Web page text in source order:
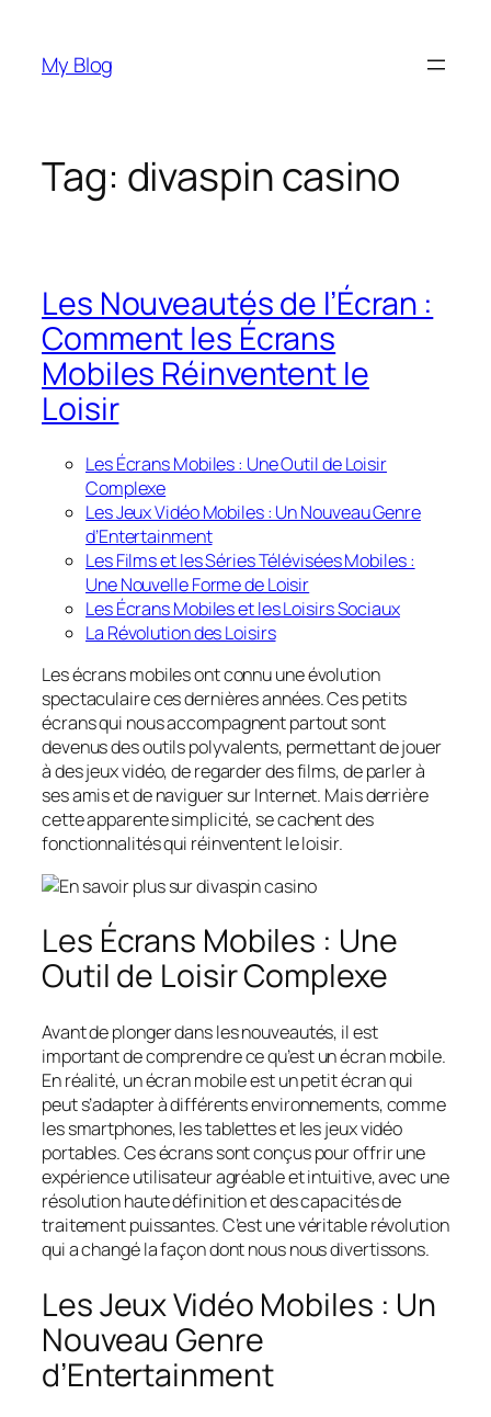
content
My Blog
Tag: divaspin casino
Les Nouveautés de l’Écran :
Comment les Écrans
Mobiles Réinventent le
Loisir
Les Écrans Mobiles : Une Outil de Loisir
Complexe
Les Jeux Vidéo Mobiles : Un Nouveau Genre
d’Entertainment
Les Films et les Séries Télévisées Mobiles :
Une Nouvelle Forme de Loisir
Les Écrans Mobiles et les Loisirs Sociaux
La Révolution des Loisirs
Les écrans mobiles ont connu une évolution
spectaculaire ces dernières années. Ces petits
écrans qui nous accompagnent partout sont
devenus des outils polyvalents, permettant de jouer
à des jeux vidéo, de regarder des films, de parler à
ses amis et de naviguer sur Internet. Mais derrière
cette apparente simplicité, se cachent des
fonctionnalités qui réinventent le loisir.
Les Écrans Mobiles : Une
Outil de Loisir Complexe
Avant de plonger dans les nouveautés, il est
important de comprendre ce qu’est un écran mobile.
En réalité, un écran mobile est un petit écran qui
peut s’adapter à différents environnements, comme
les smartphones, les tablettes et les jeux vidéo
portables. Ces écrans sont conçus pour offrir une
expérience utilisateur agréable et intuitive, avec une
résolution haute définition et des capacités de
traitement puissantes. C’est une véritable révolution
qui a changé la façon dont nous nous divertissons.
Les Jeux Vidéo Mobiles : Un
Nouveau Genre
d’Entertainment